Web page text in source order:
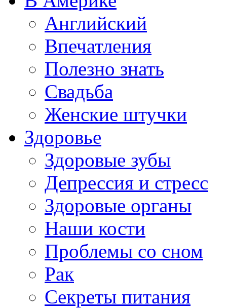
Английский
Впечатления
Полезно знать
Свадьба
Женские штучки
Здоровье
Здоровые зубы
Депрессия и стресс
Здоровые органы
Наши кости
Проблемы со сном
Рак
Секреты питания